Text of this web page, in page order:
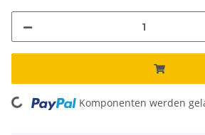
Komponenten werden